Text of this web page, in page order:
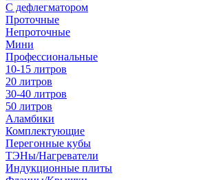
С дефлегматором
Проточные
Непроточные
Мини
Профессиональные
10-15 литров
20 литров
30-40 литров
50 литров
Аламбики
Комплектующие
Перегонные кубы
ТЭНы/Нагреватели
Индукционные плиты